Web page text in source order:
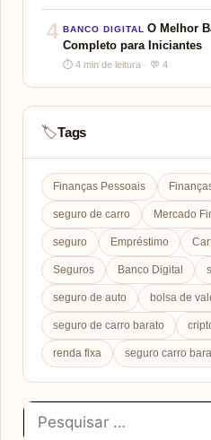
4 BANCO DIGITAL O Melhor
Completo para Iniciantes
⏱ 4 min de leitura · 💬 4
🏷️Tags
Finanças Pessoais
seguro de carro Mercado
seguro Empréstimo
Seguros Banco Digital
seguro de auto bolsa de
seguro de carro barato
renda fixa seguro carro
Pesquisar
por: